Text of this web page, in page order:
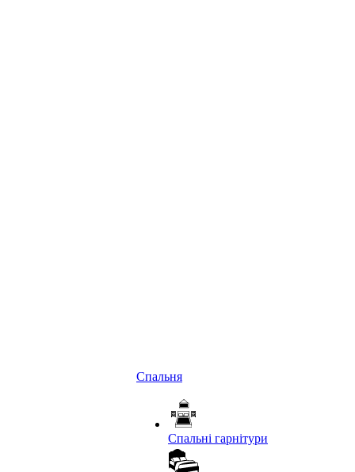
Спальня
Спальні гарнітури